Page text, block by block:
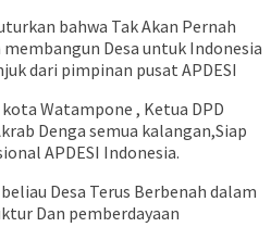
bahwa Tak Akan Pernah
Desa untuk Indonesia
dari pimpinan pusat APDESI
Watampone , Ketua DPD
Denga semua kalangan,Siap
APDESI Indonesia.
Desa Terus Berbenah dalam
Dan pemberdayaan